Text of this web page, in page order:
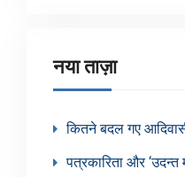
नया ताज़ा
कितने बदल गए
पत्रकारिता और ‘उदन्त